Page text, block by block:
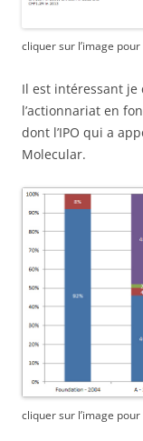
cliquer sur l’image pour
Il est intéressant je
l’actionnariat en
dont l’IPO qui a
Molecular.
cliquer sur l’image pour